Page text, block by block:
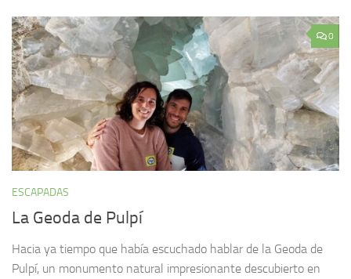
0
ESCAPADAS
La Geoda de Pulpí
Hacia ya tiempo que había escuchado hablar de la Geoda de
Pulpí, un monumento natural impresionante descubierto en